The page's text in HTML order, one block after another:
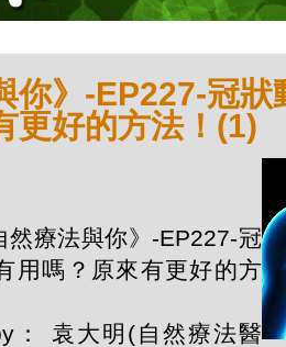
你》-EP227-冠
更好的方法！(1)
然療法與你》-EP227-冠
用嗎？原來有更好的方
： 袁大明(自然療法醫